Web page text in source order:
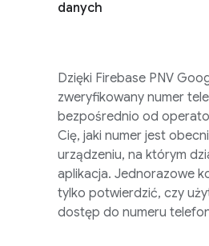
danych
Dzięki Firebase PNV
zweryfikowany numer
bezpośrednio od
Cię, jaki numer jest
urządzeniu, na którym
aplikacja. Jednorazowe
tylko potwierdzić, czy
dostęp do numeru